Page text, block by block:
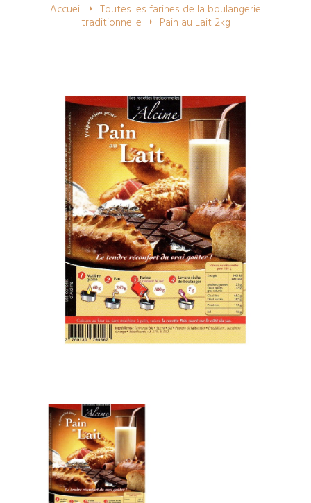
navigation
Accueil Toutes les farines de la boulangerie
traditionnelle Pain au Lait 2kg